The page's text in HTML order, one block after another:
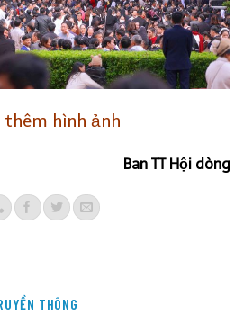
thêm hình ảnh
Ban TT Hội dòng
THÔNG